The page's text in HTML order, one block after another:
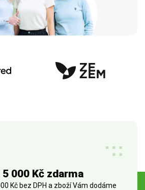
5 000 Kč zdarma
Kč bez DPH a zboží Vám dodáme